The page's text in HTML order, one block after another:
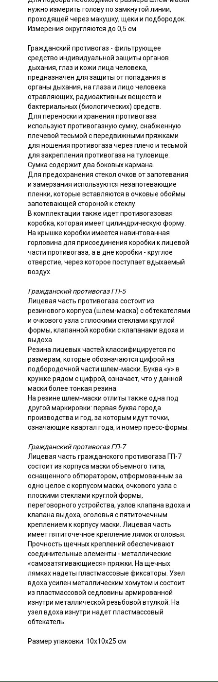
нужно измерить голову по замкнутой линии,
проходящей через макушку, щеки и подбородок.
Измерения округляются до 0,5 см.
Гражданский противогаз - фильтрующее
средство индивидуальной защиты органов
дыхания, глаз и кожи лица человека,
предназначен для защиты от попадания в
органы дыхания, на глаза и лицо человека
отравляющих, радиоактивных веществ и
бактериальных (биологических) средств.
Для переноски и хранения противогаза
используют противогазную сумку, снабженную
плечевой тесьмой с передвижными пряжками
для ношения противогаза через плечо и тесьмой
для закрепления противогаза на туловище.
Сумка содержит два боковых кармана.
Для предохранения стекол очков от запотевания
и замерзания используются незапотевающие
пленки, которые вставляются в очковые обоймы
запотевающей стороной к стеклу.
В комплектации также идет противогазовая
коробка, которая имеет цилиндрическую форму.
На крышке коробки имеется навинтованная
горловина для присоединения коробки к лицевой
части противогаза, а в дне коробки - круглое
отверстие, через которое поступает вдыхаемый
воздух.
Гражданский противогаз ГП-5
Лицевая часть противогаза состоит из
резинового корпуса (шлем-маска) с обтекателями
и очкового узла с плоскими стеклами круглой
формы, клапанной коробки с клапанами вдоха и
выдоха.
Резина лицевых частей классифицируется по
размерам, которые обозначаются цифрой на
подбородочной части шлем-маски. Буква «у» в
кружке рядом с цифрой, означает, что у данной
маски более тонкая резина.
На резине шлем-маски отлиты также одна под
другой маркировки: первая буква города
производства и год, за которым идут точки,
означающие квартал года, и номер пресс-формы.
Гражданский противогаз ГП-7
Лицевая часть гражданского противогаза ГП-7
состоит из корпуса маски объемного типа,
оснащенного обтюратором, отформованным за
одно целое с корпусом маски, очкового узла с
плоскими стеклами круглой формы,
переговорного устройства, узлов клапана вдоха и
клапана выдоха, оголовья с пятиточечным
креплением к корпусу маски. Лицевая часть
имеет пятиточечное крепление лямок оголовья.
Прочность щечных креплений обеспечивают
соединительные элементы - металлические
«самозатягивающиеся» пряжки. На щечных
лямках надеты пластмассовые фиксаторы. Узел
вдоха усилен металлическим хомутом и состоит
из пластмассовой седловины армированной
изнутри металлической резьбовой втулкой. На
узел вдоха изнутри надет пластмассовый
обтекатель.
Размер упаковки: 10х10х25 см